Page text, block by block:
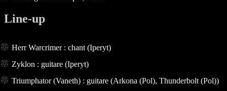
Line-up
Herr Warcrimer : chant (Iperyt)
Zyklon : guitare (Iperyt)
Triumphator (Vaneth) : guitare (Arkona (Pol), Thunderbolt (Pol))